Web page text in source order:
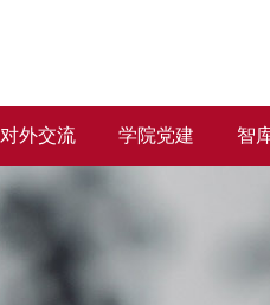
对外交流 学院党建 智